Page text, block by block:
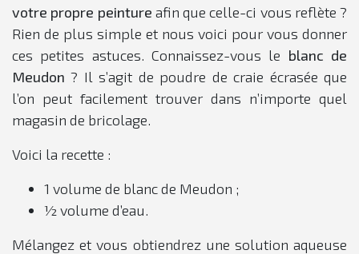
votre propre peinture afin que celle-ci vous reflète ?
Rien de plus simple et nous voici pour vous donner
ces petites astuces. Connaissez-vous le blanc de
Meudon ? Il s’agit de poudre de craie écrasée que
l’on peut facilement trouver dans n’importe quel
magasin de bricolage.
Voici la recette :
1 volume de blanc de Meudon ;
½ volume d’eau.
Mélangez et vous obtiendrez une solution aqueuse